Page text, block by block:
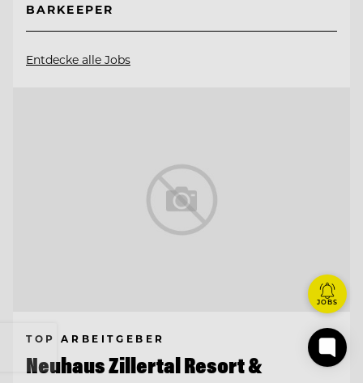
BARKEEPER
Entdecke alle Jobs
TOP ARBEITGEBER
Neuhaus Zillertal Resort &
JOBS